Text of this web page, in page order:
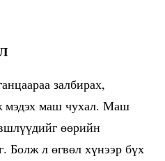
залбирах,
мэдэх маш чухал. Маш
өөрийн
Болж л өгвөл хүнээр бүх